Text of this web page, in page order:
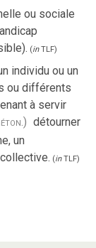
ou sociale
(inTLF)
individu ou un
ou différents
à servir
détourner
un
(inTLF)